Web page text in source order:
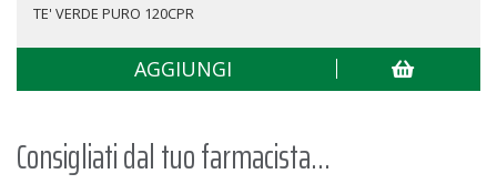
TE' VERDE PURO 120CPR
AGGIUNGI
Consigliati dal tuo farmacista...